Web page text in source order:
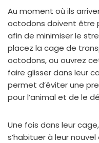
Au moment où ils
octodons doivent être
afin de minimiser le
placez la cage de
octodons, ou ouvrez
faire glisser dans leur
permet d’éviter une
pour l’animal et de le
Une fois dans leur
s’habituer à leur